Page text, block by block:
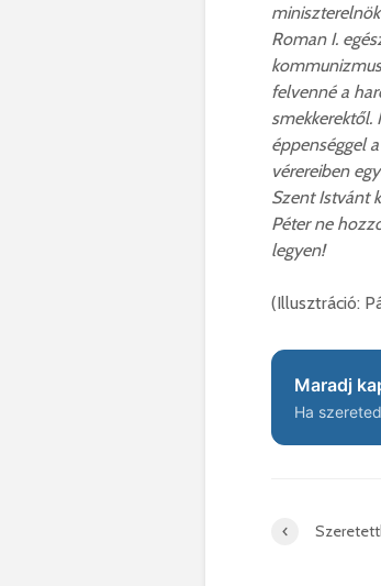
Roman I.
felvenné a
smekkerektől.
éppenséggel
vérereiben
Szent Istvánt
Péter ne
legyen!
(Illusztráció:
Maradj
Ha